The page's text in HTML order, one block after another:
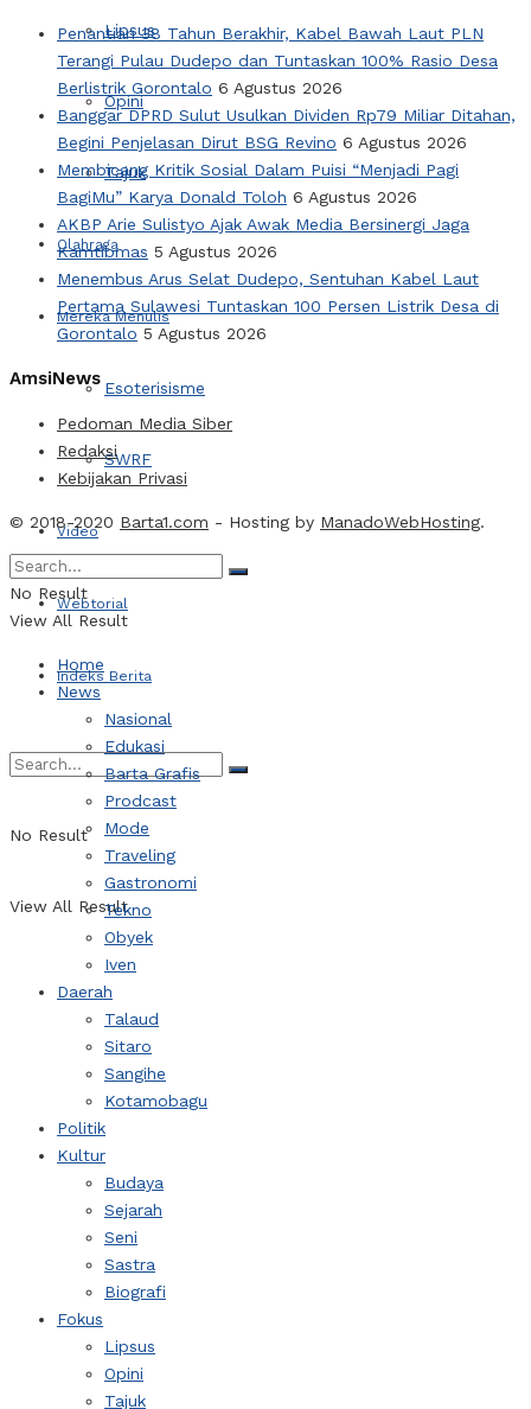
Lipsus
Opini
Tajuk
Olahraga
Mereka Menulis
Esoterisisme
SWRF
Video
Webtorial
Indeks Berita
No Result
View All Result
Penantian 38 Tahun Berakhir, Kabel Bawah Laut PLN
Terangi Pulau Dudepo dan Tuntaskan 100% Rasio Desa
Berlistrik Gorontalo 6 Agustus 2026
Banggar DPRD Sulut Usulkan Dividen Rp79 Miliar Ditahan,
Begini Penjelasan Dirut BSG Revino 6 Agustus 2026
Membicang Kritik Sosial Dalam Puisi “Menjadi Pagi
BagiMu” Karya Donald Toloh 6 Agustus 2026
AKBP Arie Sulistyo Ajak Awak Media Bersinergi Jaga
Kamtibmas 5 Agustus 2026
Menembus Arus Selat Dudepo, Sentuhan Kabel Laut
Pertama Sulawesi Tuntaskan 100 Persen Listrik Desa di
Gorontalo 5 Agustus 2026
AmsiNews
Pedoman Media Siber
Redaksi
Kebijakan Privasi
© 2018-2020 Barta1.com - Hosting by ManadoWebHosting.
No Result
View All Result
Home
News
Nasional
Edukasi
Barta Grafis
Prodcast
Mode
Traveling
Gastronomi
Tekno
Obyek
Iven
Daerah
Talaud
Sitaro
Sangihe
Kotamobagu
Politik
Kultur
Budaya
Sejarah
Seni
Sastra
Biografi
Fokus
Lipsus
Opini
Tajuk